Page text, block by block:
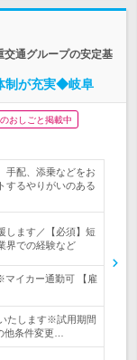
通グループの安定基
制が充実◆岐阜
おしごと掲載中
手配、添乗などをお
するやりがいのある
します／【必須】短
界での経験など
イカー通勤可 【雇
たします※試用期間
他条件変更…